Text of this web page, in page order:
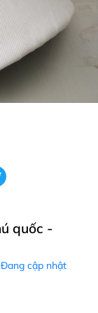
quốc -
Đang cập nhật